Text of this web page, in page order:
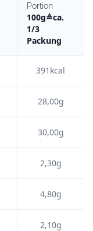
Portion
100g≙ca.
1/3
Packung
391kcal
28,00g
30,00g
2,30g
4,80g
2,10g